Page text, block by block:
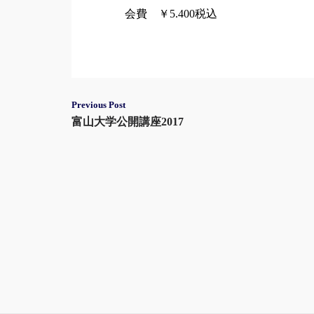
会費 ￥5.400税込
Post
Previous Post
富山大学公開講座2017